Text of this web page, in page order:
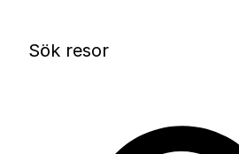
Sök resor